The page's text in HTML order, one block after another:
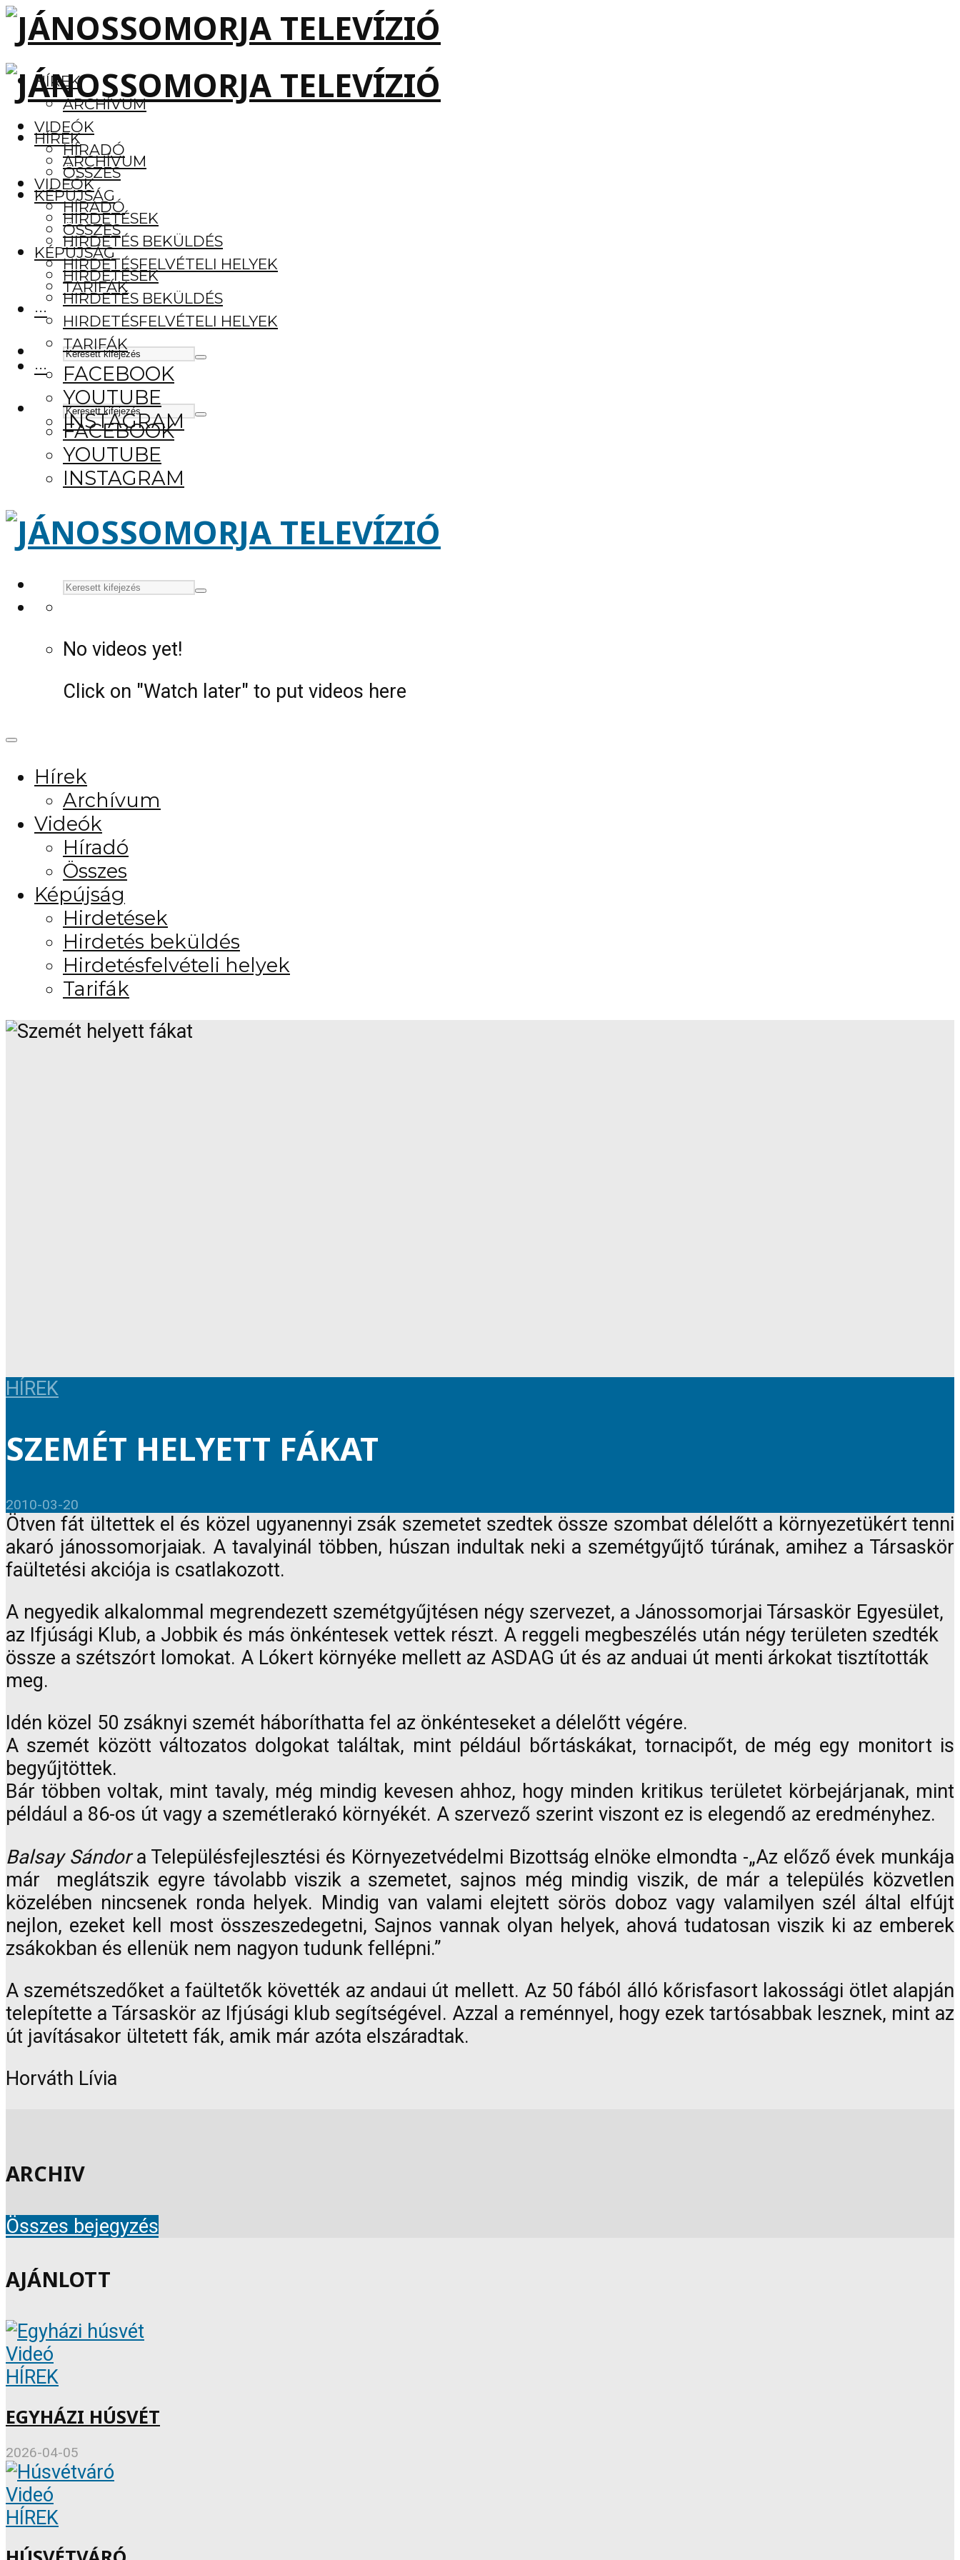
HÍREK
ARCHÍVUM
VIDEÓK
HÍRADÓ
ÖSSZES
KÉPÚJSÁG
HIRDETÉSEK
HIRDETÉS BEKÜLDÉS
HIRDETÉSFELVÉTELI HELYEK
TARIFÁK
···
FACEBOOK
YOUTUBE
INSTAGRAM
HÍREK
ARCHÍVUM
VIDEÓK
HÍRADÓ
ÖSSZES
KÉPÚJSÁG
HIRDETÉSEK
HIRDETÉS BEKÜLDÉS
HIRDETÉSFELVÉTELI HELYEK
TARIFÁK
···
FACEBOOK
YOUTUBE
INSTAGRAM
No videos yet!
Click on "Watch later" to put videos here
Hírek
Archívum
Videók
Híradó
Összes
Képújság
Hirdetések
Hirdetés beküldés
Hirdetésfelvételi helyek
Tarifák
HÍREK
SZEMÉT HELYETT FÁKAT
2010-03-20
Ötven fát ültettek el és közel ugyanennyi zsák szemetet szedtek össze szombat délelőtt a környezetükért tenni
akaró jánossomorjaiak. A tavalyinál többen, húszan indultak neki a szemétgyűjtő túrának, amihez a Társaskör
faültetési akciója is csatlakozott.
A negyedik alkalommal megrendezett szemétgyűjtésen négy szervezet, a Jánossomorjai Társaskör Egyesület,
az Ifjúsági Klub, a Jobbik és más önkéntesek vettek részt. A reggeli megbeszélés után négy területen szedték
össze a szétszórt lomokat. A Lókert környéke mellett az ASDAG út és az anduai út menti árkokat tisztították
meg.
Idén közel 50 zsáknyi szemét háboríthatta fel az önkénteseket a délelőtt végére.
A szemét között változatos dolgokat találtak, mint például bőrtáskákat, tornacipőt, de még egy monitort is
begyűjtöttek.
Bár többen voltak, mint tavaly, még mindig kevesen ahhoz, hogy minden kritikus területet körbejárjanak, mint
például a 86-os út vagy a szemétlerakó környékét. A szervező szerint viszont ez is elegendő az eredményhez.
Balsay Sándora Településfejlesztési és Környezetvédelmi Bizottság elnöke elmondta -„Az előző évek munkája
már meglátszik egyre távolabb viszik a szemetet, sajnos még mindig viszik, de már a település közvetlen
közelében nincsenek ronda helyek. Mindig van valami elejtett sörös doboz vagy valamilyen szél által elfújt
nejlon, ezeket kell most összeszedegetni, Sajnos vannak olyan helyek, ahová tudatosan viszik ki az emberek
zsákokban és ellenük nem nagyon tudunk fellépni.”
A szemétszedőket a faültetők követték az andaui út mellett. Az 50 fából álló kőrisfasort lakossági ötlet alapján
telepítette a Társaskör az Ifjúsági klub segítségével. Azzal a reménnyel, hogy ezek tartósabbak lesznek, mint az
út javításakor ültetett fák, amik már azóta elszáradtak.
Horváth Lívia
ARCHIV
Összes bejegyzés
AJÁNLOTT
Videó
HÍREK
EGYHÁZI HÚSVÉT
2026-04-05
Videó
HÍREK